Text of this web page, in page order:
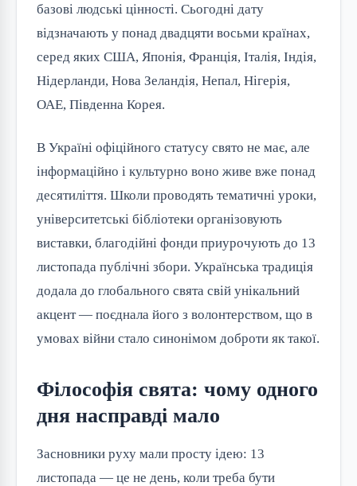
базові людські цінності. Сьогодні дату
відзначають у понад двадцяти восьми країнах,
серед яких США, Японія, Франція, Італія, Індія,
Нідерланди, Нова Зеландія, Непал, Нігерія,
ОАЕ, Південна Корея.
В Україні офіційного статусу свято не має, але
інформаційно і культурно воно живе вже понад
десятиліття. Школи проводять тематичні уроки,
університетські бібліотеки організовують
виставки, благодійні фонди приурочують до 13
листопада публічні збори. Українська традиція
додала до глобального свята свій унікальний
акцент — поєднала його з волонтерством, що в
умовах війни стало синонімом доброти як такої.
Філософія свята: чому одного
дня насправді мало
Засновники руху мали просту ідею: 13
листопада — це не день, коли треба бути